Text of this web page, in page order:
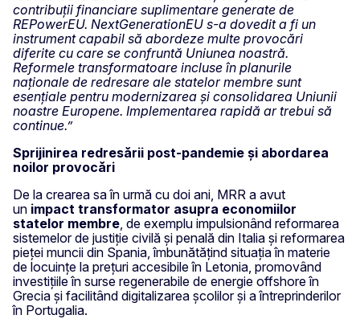
contribuții financiare suplimentare generate de
REPowerEU. NextGenerationEU s-a dovedit a fi un
instrument capabil să abordeze multe provocări
diferite cu care se confruntă Uniunea noastră.
Reformele transformatoare incluse în planurile
naționale de redresare ale statelor membre sunt
esențiale pentru modernizarea și consolidarea Uniunii
noastre Europene. Implementarea rapidă ar trebui să
continue.”
Sprijinirea redresării post-pandemie și abordarea
noilor provocări
De la crearea sa în urmă cu doi ani, MRR a avut
un impact transformator asupra economiilor
statelor membre , de exemplu impulsionând reformarea
sistemelor de justiție civilă și penală din Italia și reformarea
pieței muncii din Spania, îmbunătățind situația în materie
de locuințe la prețuri accesibile în Letonia, promovând
investițiile în surse regenerabile de energie offshore în
Grecia și facilitând digitalizarea școlilor și a întreprinderilor
în Portugalia.